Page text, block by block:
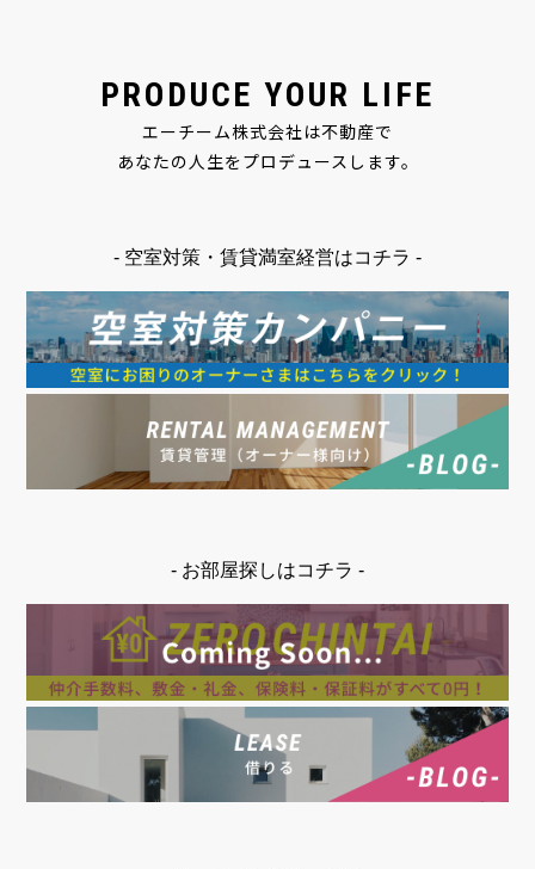
PRODUCE YOUR LIFE
エーチーム株式会社は不動産で
あなたの人生をプロデュースします。
- 空室対策・賃貸満室経営はコチラ -
- お部屋探しはコチラ -